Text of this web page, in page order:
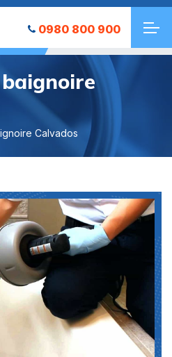
0980 800 900
Calvados